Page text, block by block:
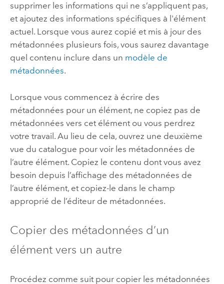
supprimer les informations qui ne s’appliquent pas,
et ajoutez des informations spécifiques à l'élément
actuel. Lorsque vous aurez copié et mis à jour des
métadonnées plusieurs fois, vous saurez davantage
quel contenu inclure dans un modèle de
métadonnées.
Lorsque vous commencez à écrire des
métadonnées pour un élément, ne copiez pas de
métadonnées vers cet élément ou vous perdrez
votre travail. Au lieu de cela, ouvrez une deuxième
vue du catalogue pour voir les métadonnées de
l’autre élément. Copiez le contenu dont vous avez
besoin depuis l’affichage des métadonnées de
l’autre élément, et copiez-le dans le champ
approprié de l’éditeur de métadonnées.
Copier des métadonnées d’un
élément vers un autre
Procédez comme suit pour copier les métadonnées